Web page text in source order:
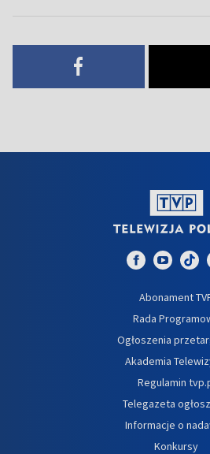
Abonament
Rada
Ogłoszenia
Akademia
Regulamin
Telegazeta
Informacje o
Konkursy